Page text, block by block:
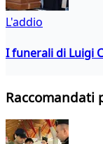
L'addio
I funerali di Luigi
Raccomandati